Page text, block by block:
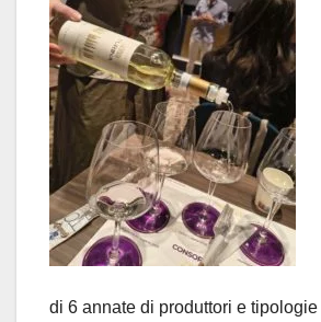
di 6 annate di produttori e tipologie